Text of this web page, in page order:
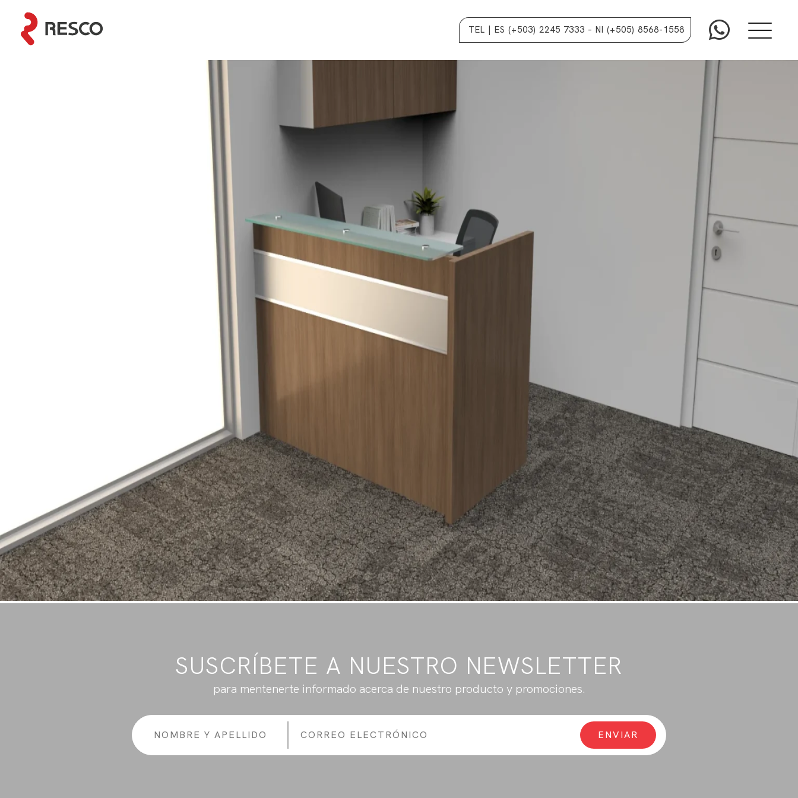
TEL | ES (+503) 2245 7333 – NI (+505) 8568-1558
SUSCRÍBETE A NUESTRO NEWSLETTER
para mentenerte informado acerca de nuestro producto y promociones.